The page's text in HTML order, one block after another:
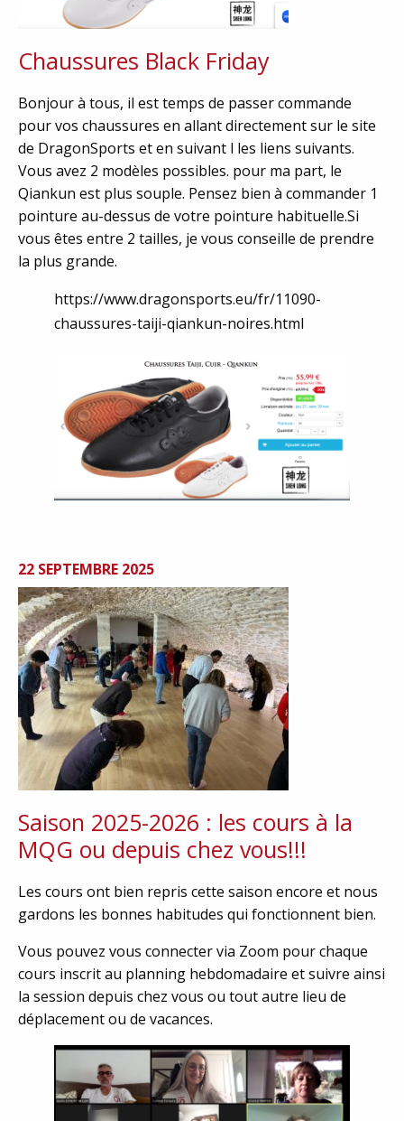
Chaussures Black Friday
Bonjour à tous, il est temps de passer commande
pour vos chaussures en allant directement sur le site
de DragonSports et en suivant l les liens suivants.
Vous avez 2 modèles possibles. pour ma part, le
Qiankun est plus souple. Pensez bien à commander 1
pointure au-dessus de votre pointure habituelle.Si
vous êtes entre 2 tailles, je vous conseille de prendre
la plus grande.
https://www.dragonsports.eu/fr/11090-
chaussures-taiji-qiankun-noires.html
22 SEPTEMBRE 2025
Saison 2025-2026 : les cours à la
MQG ou depuis chez vous!!!
Les cours ont bien repris cette saison encore et nous
gardons les bonnes habitudes qui fonctionnent bien.
Vous pouvez vous connecter via Zoom pour chaque
cours inscrit au planning hebdomadaire et suivre ainsi
la session depuis chez vous ou tout autre lieu de
déplacement ou de vacances.